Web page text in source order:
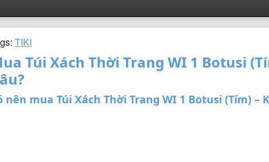
TIKI
Túi Xách Thời Trang WI 1 Botusi
nên mua Túi Xách Thời Trang WI 1 Botusi (Tím) –